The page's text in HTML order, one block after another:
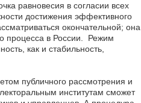
равновесия в согласии всех
достижения эффективного
окончательной; она
процесса в России. Режим
как и стабильность,
публичного рассмотрения и
институтам сможет